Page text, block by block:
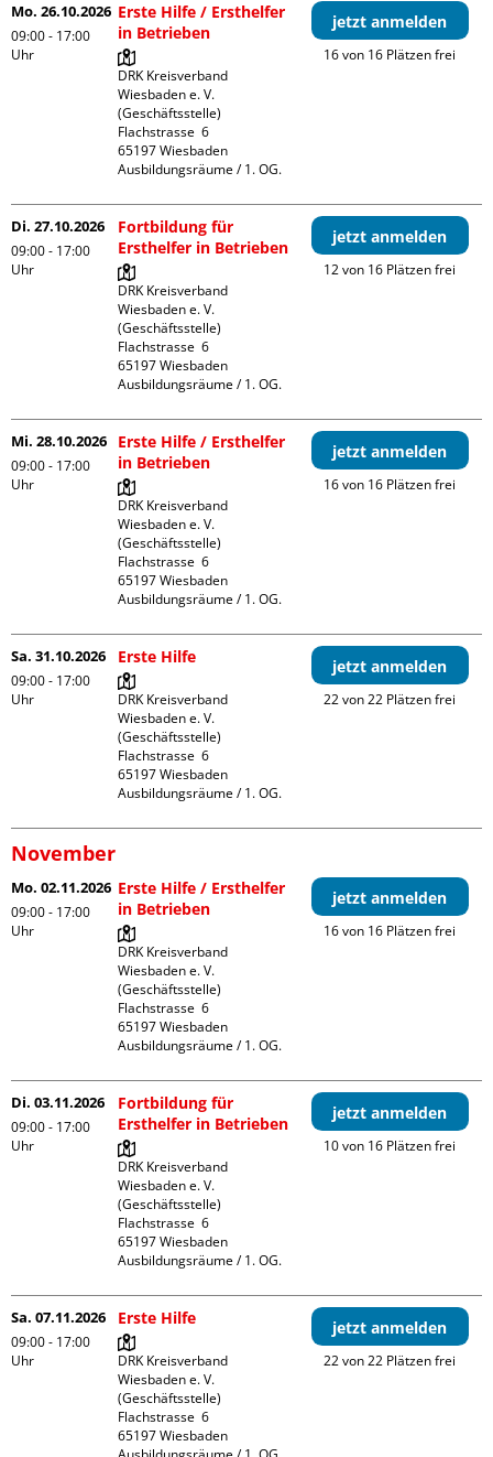
Mo. 26.10.2026
09:00 - 17:00
Uhr
Erste Hilfe / Ersthelfer
in Betrieben
DRK Kreisverband
Wiesbaden e. V.
(Geschäftsstelle)
Flachstrasse  6
65197 Wiesbaden
Ausbildungsräume / 1. OG.
jetzt anmelden
16 von 16 Plätzen frei
Di. 27.10.2026
09:00 - 17:00
Uhr
Fortbildung für
Ersthelfer in Betrieben
DRK Kreisverband
Wiesbaden e. V.
(Geschäftsstelle)
Flachstrasse  6
65197 Wiesbaden
Ausbildungsräume / 1. OG.
jetzt anmelden
12 von 16 Plätzen frei
Mi. 28.10.2026
09:00 - 17:00
Uhr
Erste Hilfe / Ersthelfer
in Betrieben
DRK Kreisverband
Wiesbaden e. V.
(Geschäftsstelle)
Flachstrasse  6
65197 Wiesbaden
Ausbildungsräume / 1. OG.
jetzt anmelden
16 von 16 Plätzen frei
Sa. 31.10.2026
09:00 - 17:00
Uhr
Erste Hilfe
DRK Kreisverband
Wiesbaden e. V.
(Geschäftsstelle)
Flachstrasse  6
65197 Wiesbaden
Ausbildungsräume / 1. OG.
jetzt anmelden
22 von 22 Plätzen frei
November
Mo. 02.11.2026
09:00 - 17:00
Uhr
Erste Hilfe / Ersthelfer
in Betrieben
DRK Kreisverband
Wiesbaden e. V.
(Geschäftsstelle)
Flachstrasse  6
65197 Wiesbaden
Ausbildungsräume / 1. OG.
jetzt anmelden
16 von 16 Plätzen frei
Di. 03.11.2026
09:00 - 17:00
Uhr
Fortbildung für
Ersthelfer in Betrieben
DRK Kreisverband
Wiesbaden e. V.
(Geschäftsstelle)
Flachstrasse  6
65197 Wiesbaden
Ausbildungsräume / 1. OG.
jetzt anmelden
10 von 16 Plätzen frei
Sa. 07.11.2026
09:00 - 17:00
Uhr
Erste Hilfe
DRK Kreisverband
Wiesbaden e. V.
(Geschäftsstelle)
Flachstrasse  6
65197 Wiesbaden
jetzt anmelden
22 von 22 Plätzen frei